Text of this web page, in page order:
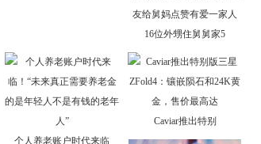
16位外甥住舅舅家5
个人养老账户时代来临
Caviar推出特别